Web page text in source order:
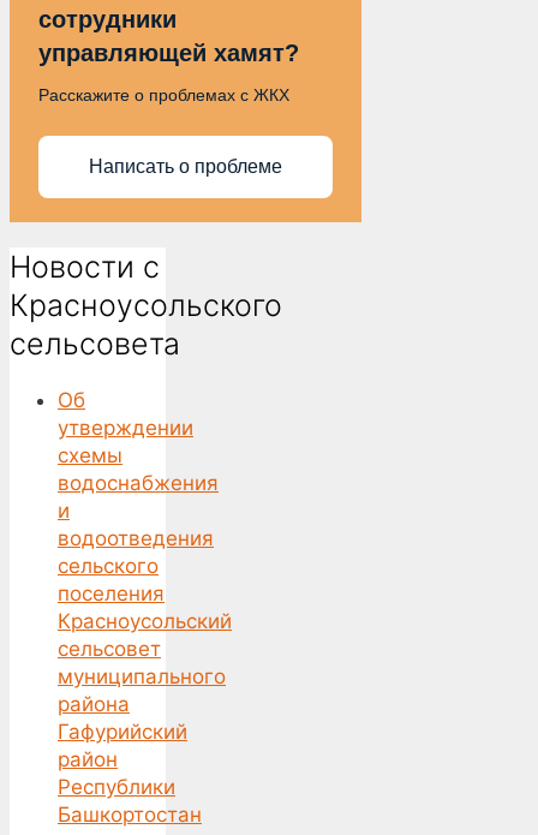
сотрудники
управляющей хамят?
Расскажите о проблемах с ЖКХ
Написать о проблеме
Новости с
Красноусольского
сельсовета
Об
утверждении
схемы
водоснабжения
и
водоотведения
сельского
поселения
Красноусольский
сельсовет
муниципального
района
Гафурийский
район
Республики
Башкортостан